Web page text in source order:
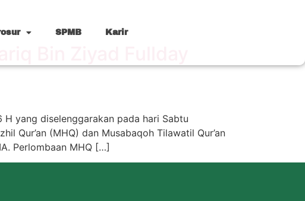
SPMB Karir
Bin Ziyad Fullday
H yang diselenggarakan pada hari Sabtu
Qur’an (MHQ) dan Musabaqoh Tilawatil Qur’an
Perlombaan MHQ […]